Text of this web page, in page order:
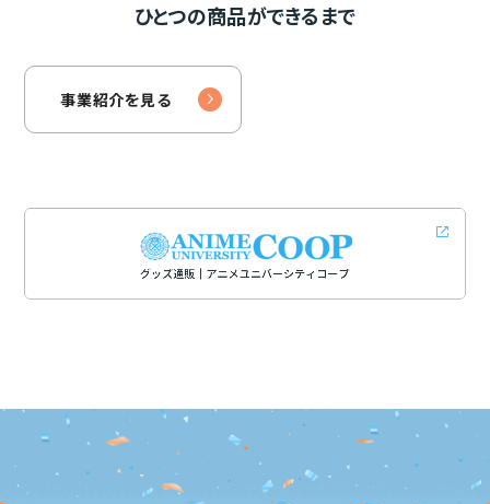
ひとつの商品ができるまで
事業紹介を見る